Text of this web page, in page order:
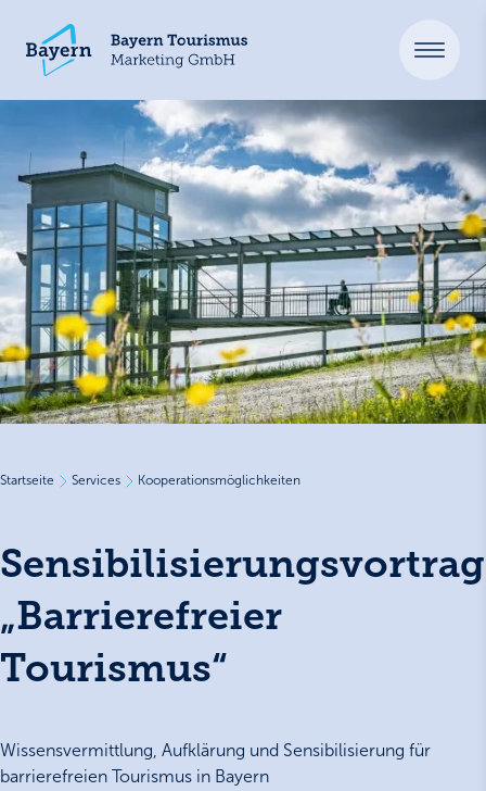
Startseite Services Kooperationsmöglichkeiten
Sensibilisierungsvortrag
„Barrierefreier
Tourismus“
Wissensvermittlung, Aufklärung und Sensibilisierung für
barrierefreien Tourismus in Bayern